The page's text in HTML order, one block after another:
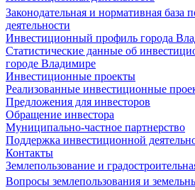
Законодательная и нормативная база
деятельности
Инвестиционный профиль города
Статистические данные об
городе Владимире
Инвестиционные проекты
Реализованные инвестиционные
Предложения для инвесторов
Обращение инвестора
Муниципально-частное партнерство
Поддержка инвестиционной
Контакты
Землепользование и
Вопросы землепользования и